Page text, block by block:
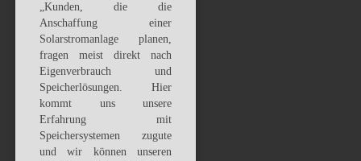
„Kunden, die die
Anschaffung einer
Solarstromanlage planen,
fragen meist direkt nach
Eigenverbrauch und
Speicherlösungen. Hier
kommt uns unsere
Erfahrung mit
Speichersystemen zugute
und wir können unseren